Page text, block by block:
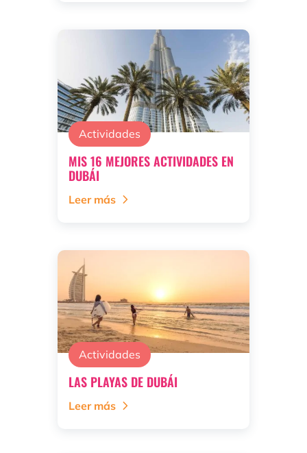
Actividades
MIS 16 MEJORES ACTIVIDADES EN
DUBÁI
Leer más
Actividades
LAS PLAYAS DE DUBÁI
Leer más